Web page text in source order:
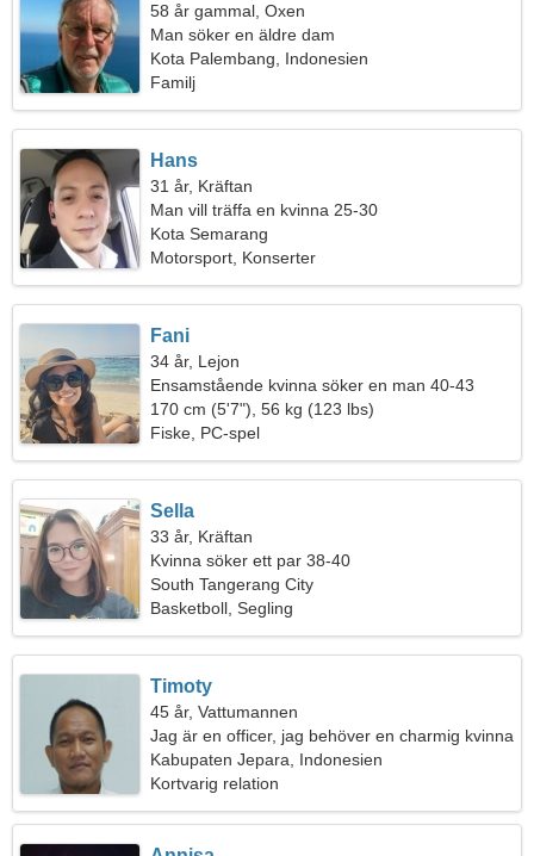
58 år gammal, Oxen
Man söker en äldre dam
Kota Palembang, Indonesien
Familj
Hans
31 år, Kräftan
Man vill träffa en kvinna 25-30
Kota Semarang
Motorsport, Konserter
Fani
34 år, Lejon
Ensamstående kvinna söker en man 40-43
170 cm (5'7"), 56 kg (123 lbs)
Fiske, PC-spel
Sella
33 år, Kräftan
Kvinna söker ett par 38-40
South Tangerang City
Basketboll, Segling
Timoty
45 år, Vattumannen
Jag är en officer, jag behöver en charmig kvinna
Kabupaten Jepara, Indonesien
Kortvarig relation